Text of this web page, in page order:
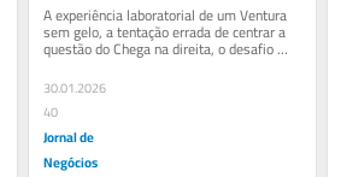
A experiência laboratorial de um Ventura
sem gelo, a tentação errada de centrar a
questão do Chega na direita, o desafio
para a IL...
30.01.2026
40
Jornal de
Negócios